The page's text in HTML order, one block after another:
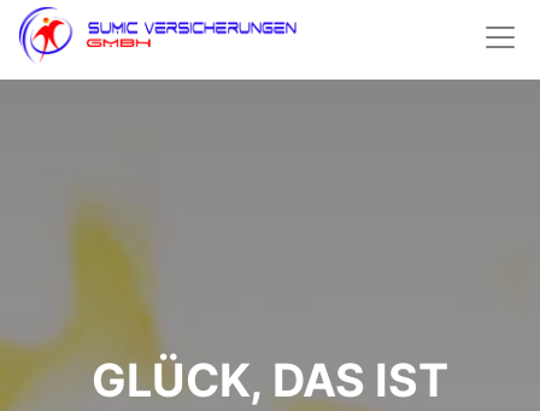
GLÜCK, DAS IST